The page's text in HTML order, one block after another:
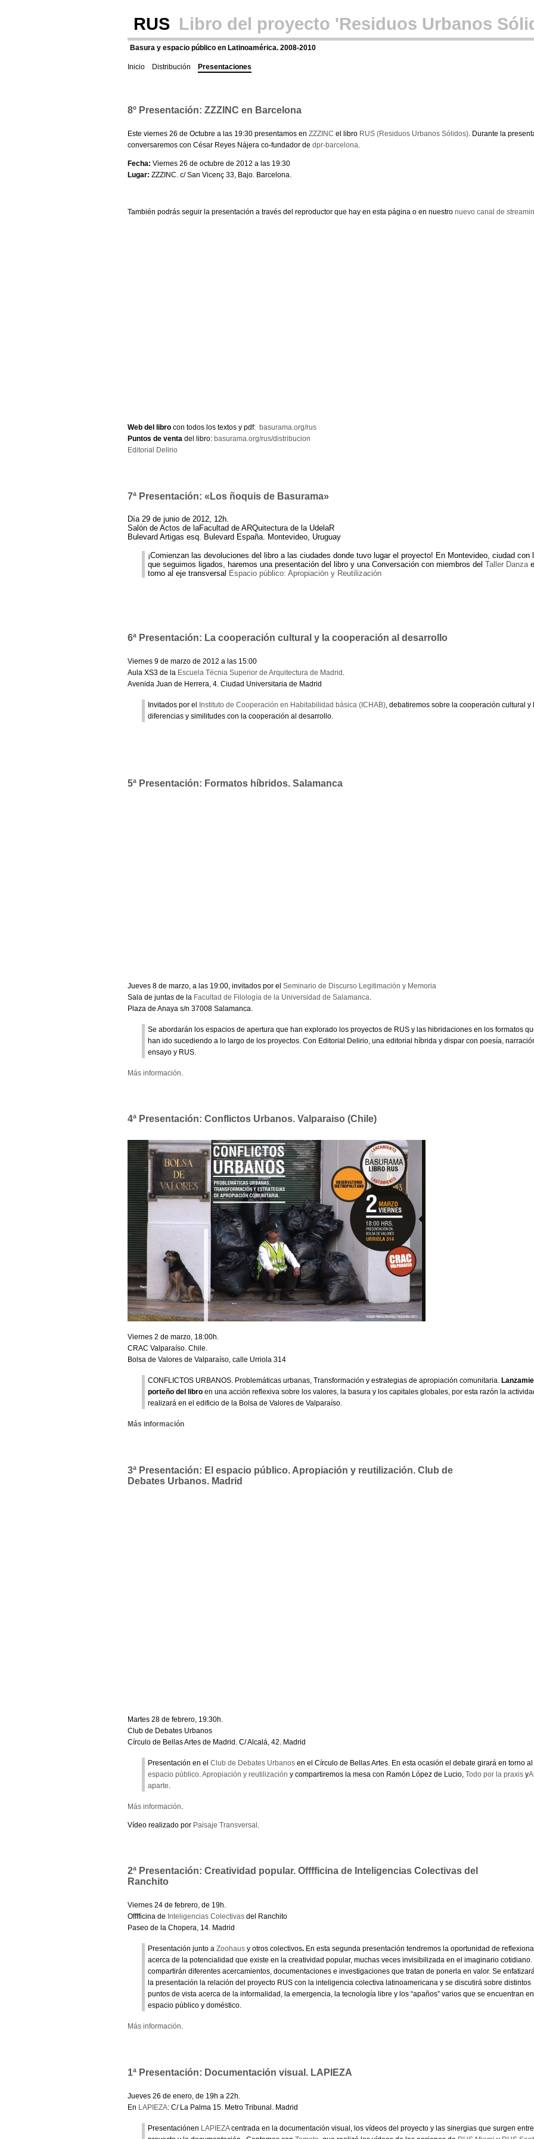
RUS Libro del proyecto 'Residuos Urbanos
Basura y espacio público en Latinoamérica. 2008-2010
Inicio Distribución Presentaciones
8º Presentación: ZZZINC en Barcelona
Este viernes 26 de Octubre a las 19:30 presentamos en ZZZINC el libro RUS (Residuos Urbanos Sólidos). Durante la
conversaremos con César Reyes Nájera co-fundador de dpr-barcelona.
Fecha: Viernes 26 de octubre de 2012 a las 19:30
Lugar: ZZZINC. c/ San Vicenç 33, Bajo. Barcelona.
También podrás seguir la presentación a través del reproductor que hay en esta página o en nuestro nuevo canal de
Web del libro con todos los textos y pdf: basurama.org/rus
Puntos de venta del libro: basurama.org/rus/distribucion
Editorial Delirio
7ª Presentación: «Los ñoquis de Basurama»
Día 29 de junio de 2012, 12h.
Salón de Actos de laFacultad de ARQuitectura de la UdelaR
Bulevard Artigas esq. Bulevard España. Montevideo, Uruguay
¡Comienzan las devoluciones del libro a las ciudades donde tuvo lugar el proyecto! En Montevideo, ciudad con
que seguimos ligados, haremos una presentación del libro y una Conversación con miembros del Taller Danza
torno al eje transversal Espacio público: Apropiación y Reutilización
6ª Presentación: La cooperación cultural y la cooperación al desarrollo
Viernes 9 de marzo de 2012 a las 15:00
Aula XS3 de la Escuela Técnia Superior de Arquitectura de Madrid .
Avenida Juan de Herrera, 4. Ciudad Universitaria de Madrid
Invitados por el Instituto de Cooperación en Habitabilidad básica (ICHAB), debatiremos sobre la cooperación cultural y
diferencias y similitudes con la cooperación al desarrollo.
5ª Presentación: Formatos híbridos. Salamanca
Jueves 8 de marzo, a las 19:00, invitados por el Seminario de Discurso Legitimación y Memoria
Sala de juntas de la Facultad de Filología de la Universidad de Salamanca.
Plaza de Anaya s/n 37008 Salamanca.
Se abordarán los espacios de apertura que han explorado los proyectos de RUS y las hibridaciones en los formatos
han ido sucediendo a lo largo de los proyectos. Con Editorial Delirio, una editorial híbrida y dispar con poesía,
ensayo y RUS.
Más información.
4ª Presentación: Conflictos Urbanos. Valparaiso (Chile)
Viernes 2 de marzo, 18:00h.
CRAC Valparaíso. Chile.
Bolsa de Valores de Valparaíso, calle Urriola 314
CONFLICTOS URBANOS. Problemáticas urbanas, Transformación y estrategias de apropiación comunitaria.
porteño del libro en una acción reflexiva sobre los valores, la basura y los capitales globales, por esta razón la
realizará en el edificio de la Bolsa de Valores de Valparaíso.
Más información
3ª Presentación: El espacio público. Apropiación y reutilización. Club de
Debates Urbanos. Madrid
Martes 28 de febrero, 19:30h.
Club de Debates Urbanos
Círculo de Bellas Artes de Madrid. C/ Alcalá, 42. Madrid
Presentación en el Club de Debates Urbanos en el Círculo de Bellas Artes. En esta ocasión el debate girará en torno al
espacio público. Apropiación y reutilización y compartiremos la mesa con Ramón López de Lucio, Todo por la praxis y
aparte.
Más información.
Vídeo realizado por Paisaje Transversal .
2ª Presentación: Creatividad popular. Offfficina de Inteligencias Colectivas del
Ranchito
Viernes 24 de febrero, de 19h.
Offfficina de Inteligencias Colectivas del Ranchito
Paseo de la Chopera, 14. Madrid
Presentación junto a Zoohaus y otros colectivos. En esta segunda presentación tendremos la oportunidad de
acerca de la potencialidad que existe en la creatividad popular, muchas veces invisibilizada en el imaginario cotidiano.
compartirán diferentes acercamientos, documentaciones e investigaciones que tratan de ponerla en valor. Se
la presentación la relación del proyecto RUS con la inteligencia colectiva latinoamericana y se discutirá sobre distintos
puntos de vista acerca de la informalidad, la emergencia, la tecnología libre y los “apaños” varios que se encuentran en
espacio público y doméstico.
Más información.
1ª Presentación: Documentación visual. LAPIEZA
Jueves 26 de enero, de 19h a 22h.
En LAPIEZA: C/ La Palma 15. Metro Tribunal. Madrid
Presentaciónen LAPIEZAcentrada en la documentación visual, los vídeos del proyecto y las sinergias que surgen entre